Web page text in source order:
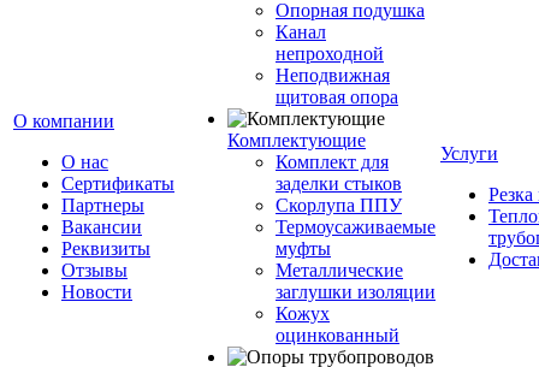
О компании
О нас
Сертификаты
Партнеры
Вакансии
Реквизиты
Отзывы
Новости
Опорная подушка
Канал
непроходной
Неподвижная
щитовая опора
Комплектующие
Комплект для
заделки стыков
Скорлупа ППУ
Термоусаживаемые
муфты
Металлические
заглушки изоляции
Кожух
оцинкованный
Услуги
Резка